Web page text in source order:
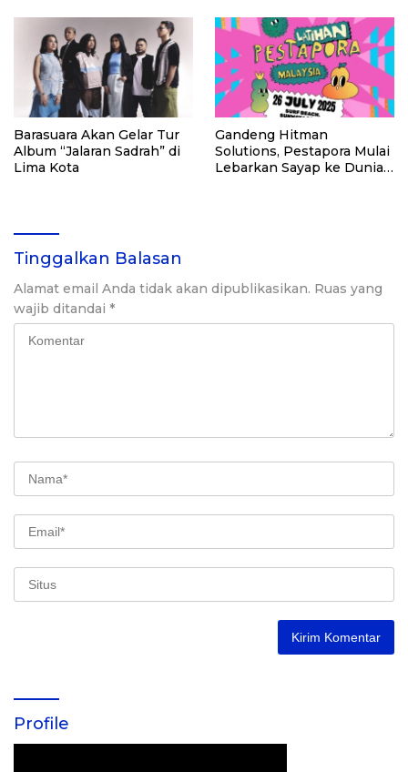
Barasuara Akan Gelar Tur
Album “Jalaran Sadrah” di
Lima Kota
Gandeng Hitman
Solutions, Pestapora Mulai
Lebarkan Sayap ke Dunia
Tinggalkan Balasan
Alamat email Anda tidak akan dipublikasikan. Ruas yang
wajib ditandai *
Profile